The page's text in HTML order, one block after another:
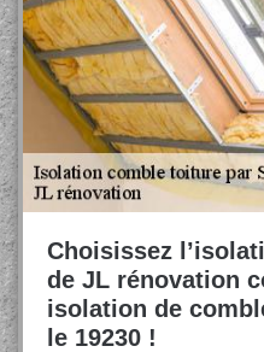
Choisissez
de JL rénovation
isolation de
le 19230 !